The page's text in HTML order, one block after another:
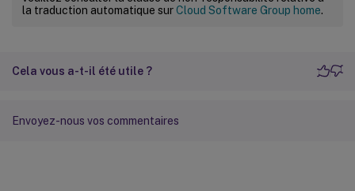
la traduction automatique surCloud Software Group home.
Cela vous a-t-il été utile ?
Envoyez-nous vos commentaires